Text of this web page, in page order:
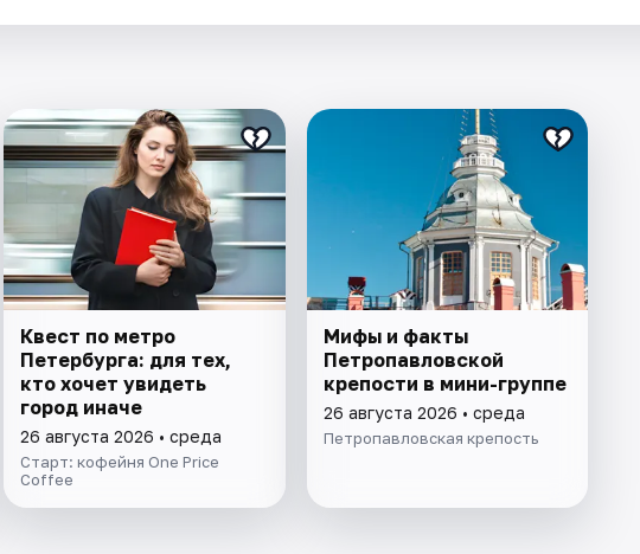
Квест по метро
Петербурга: для тех,
кто хочет увидеть
город иначе
26 августа 2026 • среда
Старт: кофейня One Price
Coffee
Мифы и факты
Петропавловской
крепости в мини-группе
26 августа 2026 • среда
Петропавловская крепость